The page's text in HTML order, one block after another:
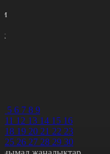
5 6 7 8 9
11 12 13 14 15 16
18 19 20 21 22 23
25 26 27 28 29 30